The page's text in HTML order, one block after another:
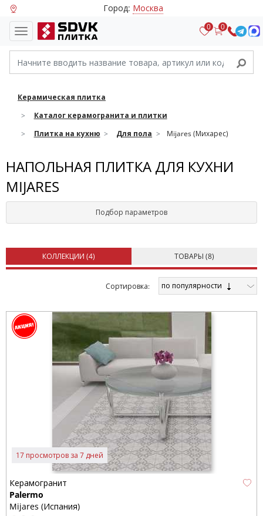
Город: Москва
0 0
Керамическая плитка
Каталог керамогранита и плитки
Плитка на кухню
Для пола Mijares (Михарес)
НАПОЛЬНАЯ ПЛИТКА ДЛЯ КУХНИ
MIJARES
Подбор параметров
КОЛЛЕКЦИИ (4) ТОВАРЫ (8)
Cортировка: по популярности
17 просмотров за 7 дней
Керамогранит
Palermo
Mijares (Испания)